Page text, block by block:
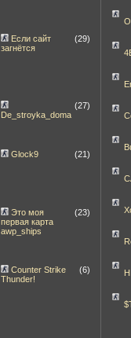
Если сайт
загнётся
(29)
De_stroyka_doma
(27)
Glock9 (21)
Это моя
первая карта
awp_ships
(23)
Counter Strike
Thunder!
(6)